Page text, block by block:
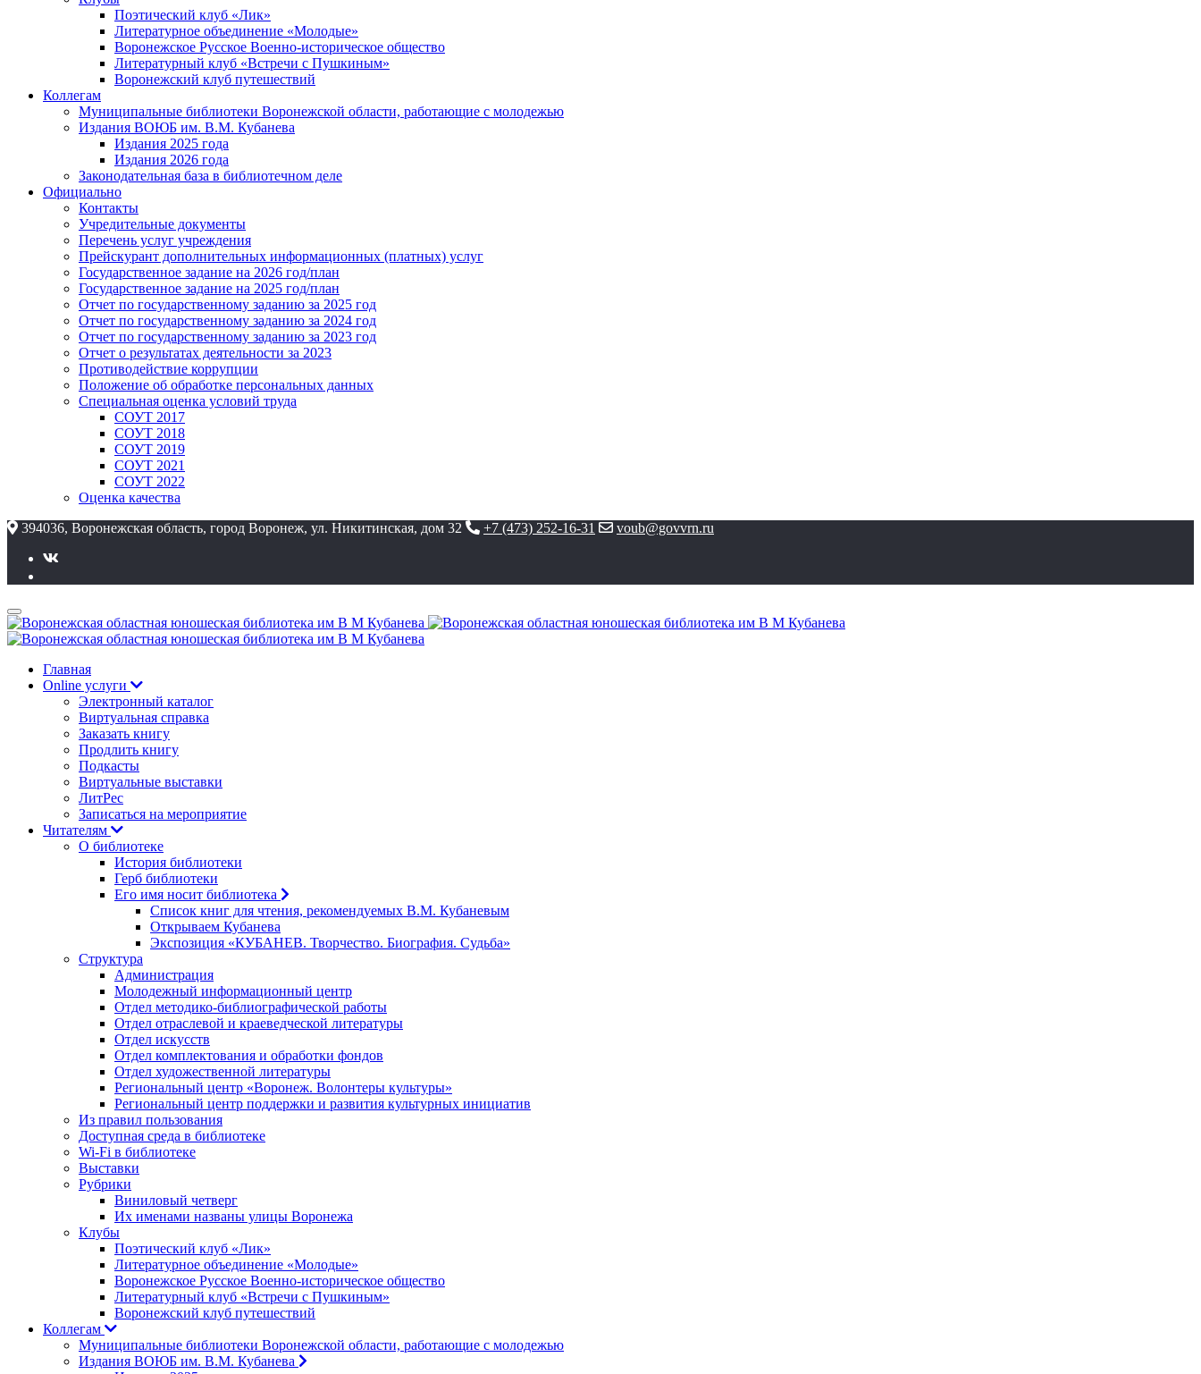
Поэтический клуб «Лик»
Литературное объединение «Молодые»
Воронежское Русское Военно-историческое общество
Литературный клуб «Встречи с Пушкиным»
Воронежский клуб путешествий
Коллегам
Муниципальные библиотеки Воронежской области, работающие с молодежью
Издания ВОЮБ им. В.М. Кубанева
Издания 2025 года
Издания 2026 года
Законодательная база в библиотечном деле
Официально
Контакты
Учредительные документы
Перечень услуг учреждения
Прейскурант дополнительных информационных (платных) услуг
Государственное задание на 2026 год/план
Государственное задание на 2025 год/план
Отчет по государственному заданию за 2025 год
Отчет по государственному заданию за 2024 год
Отчет по государственному заданию за 2023 год
Отчет о результатах деятельности за 2023
Противодействие коррупции
Положение об обработке персональных данных
Специальная оценка условий труда
СОУТ 2017
СОУТ 2018
СОУТ 2019
СОУТ 2021
СОУТ 2022
Оценка качества
394036, Воронежская область, город Воронеж, ул. Никитинская, дом 32
+7 (473) 252-16-31 voub@govvrn.ru
Главная
Online услуги
Электронный каталог
Виртуальная справка
Заказать книгу
Продлить книгу
Подкасты
Виртуальные выставки
ЛитРес
Записаться на мероприятие
Читателям
О библиотеке
История библиотеки
Герб библиотеки
Его имя носит библиотека
Список книг для чтения, рекомендуемых В.М. Кубаневым
Открываем Кубанева
Экспозиция «КУБАНЕВ. Творчество. Биография. Судьба»
Структура
Администрация
Молодежный информационный центр
Отдел методико-библиографической работы
Отдел отраслевой и краеведческой литературы
Отдел искусств
Отдел комплектования и обработки фондов
Отдел художественной литературы
Региональный центр «Воронеж. Волонтеры культуры»
Региональный центр поддержки и развития культурных инициатив
Из правил пользования
Доступная среда в библиотеке
Wi-Fi в библиотеке
Выставки
Рубрики
Виниловый четверг
Их именами названы улицы Воронежа
Клубы
Поэтический клуб «Лик»
Литературное объединение «Молодые»
Воронежское Русское Военно-историческое общество
Литературный клуб «Встречи с Пушкиным»
Воронежский клуб путешествий
Коллегам
Муниципальные библиотеки Воронежской области, работающие с молодежью
Издания ВОЮБ им. В.М. Кубанева